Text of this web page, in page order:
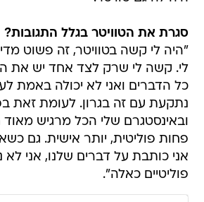
סגרת את הטוויטר בגלל התגובות?
"היה לי קשה בטוויטר, זה פשוט
לי. קשה לי שרק לצד אחד יש את
כל הדברים ואני לא יכולה באמת
נתקעת עם זה בגרון. לעומת זאת
ובאינסטגרם שלי הכל מרגיש מאוד
פחות פוליטית, יותר אישית. גם
אני כותבת על דברים שלנו, אני לא
פוליטיים כאלה".